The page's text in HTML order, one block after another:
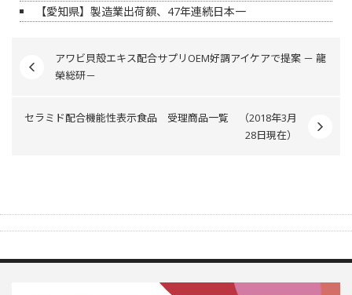
【愛知県】製造業出荷額、47年連続日本一
アワビ貝殻エキス配合サプリOEM好調アイケアで提案 － 龍
榮総研－
セラミド配合機能性表示食品 受理商品一覧 （2018年3月
28日現在）